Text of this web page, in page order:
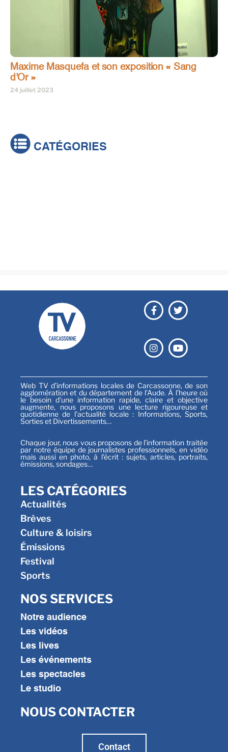
Maxime Masquefa et son exposition « Sang
d’Or »
24 juillet 2023
CATÉGORIES
Web TV d’informations locales de Carcassonne, de son
agglomération et du département de l’Aude. À l’heure où
le besoin d’une information rapide, claire et objective
augmente, nous proposons une lecture rigoureuse et
quotidienne de l’actualité locale : Informations, Sports,
Sorties et Divertissements…
Chaque jour, nous vous proposons de l’information traitée
par notre équipe de journalistes professionnels, en vidéo
mais aussi en photo, à l’écrit : sujets, articles, portraits,
émissions, sondages…
LES CATÉGORIES
Actualités
Brèves
Culture & loisirs
Émissions
Festival
Sports
NOS SERVICES
Notre audience
Les vidéos
Les lives
Les événements
Les spectacles
Le studio
NOUS CONTACTER
Contact